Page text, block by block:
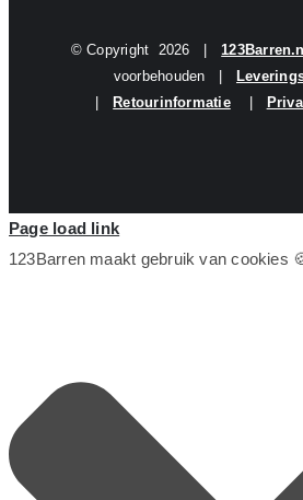
© Copyright 2026 |123Barren.nl
voorbehouden |
Retourinformatie|
Page load link
123Barren maakt gebruik van cookies